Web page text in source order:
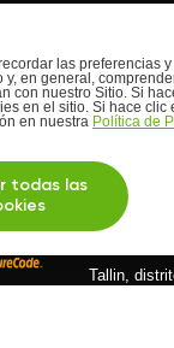
Política
Política de
Política
UpSkills OÜ
Tallin,
las preferencias
en general,
con nuestro Sitio. Si
en el sitio. Si hace clic
en nuestra Política de
todas las